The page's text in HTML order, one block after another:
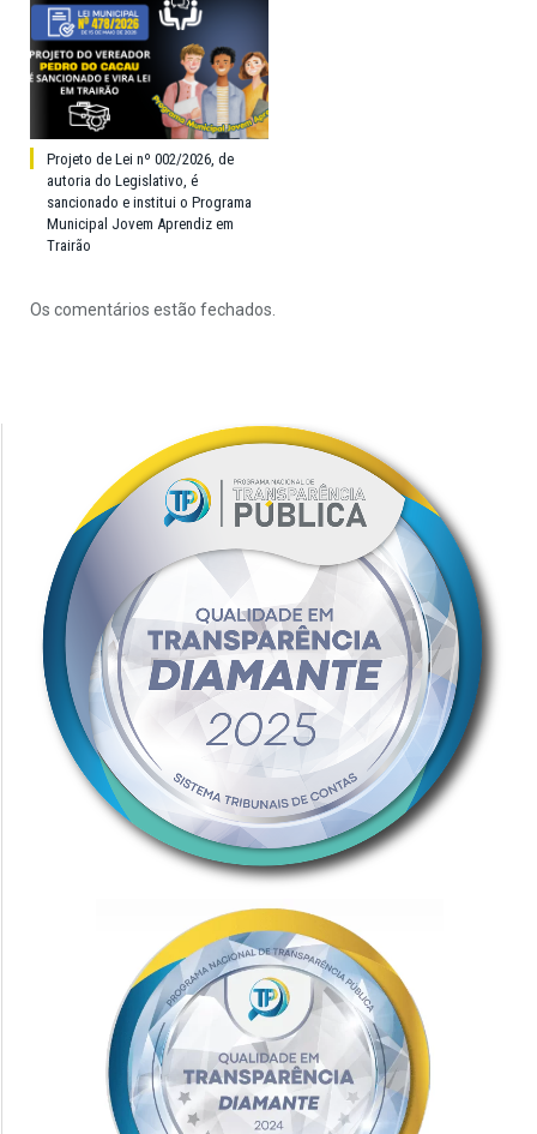
Projeto de Lei nº 002/2026, de
autoria do Legislativo, é
sancionado e institui o Programa
Municipal Jovem Aprendiz em
Trairão
Os comentários estão fechados.